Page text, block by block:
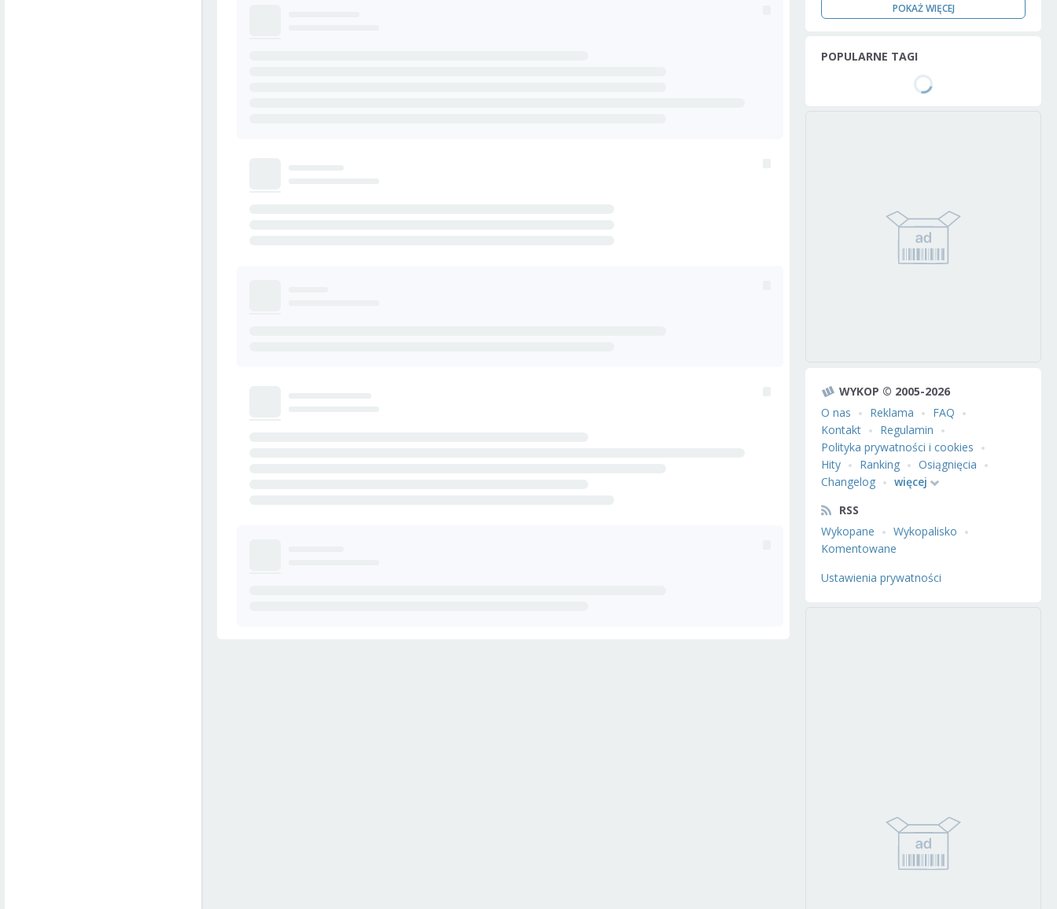
POKAŻ WIĘCEJ
POPULARNE TAGI
WYKOP © 2005-2026
O nas
Reklama
FAQ
Kontakt
Regulamin
Polityka prywatności i cookies
Hity
Ranking
Osiągnięcia
Changelog
więcej
RSS
Wykopane
Wykopalisko
Komentowane
Ustawienia prywatności